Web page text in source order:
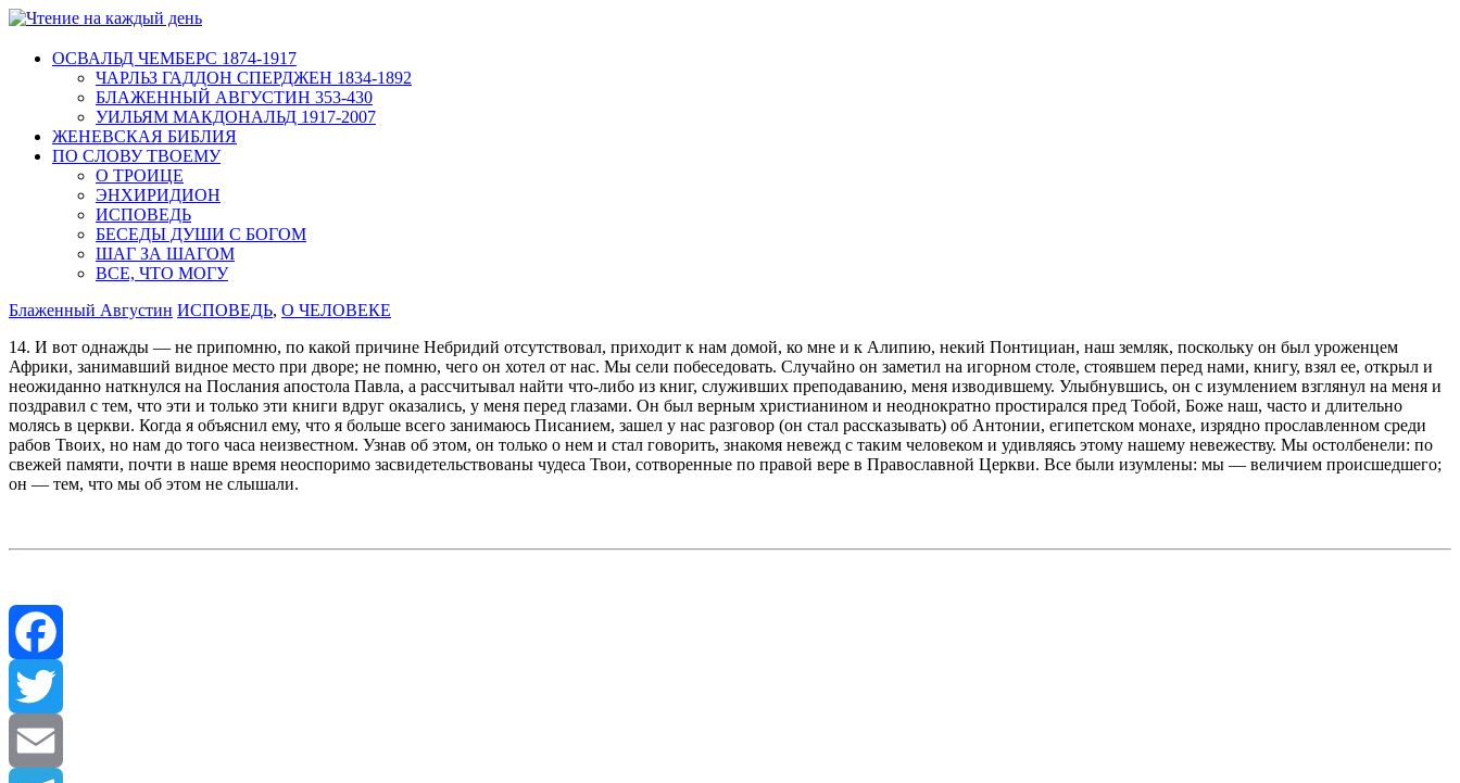
ОСВАЛЬД ЧЕМБЕРС 1874-1917
ЧАРЛЬЗ ГАДДОН СПЕРДЖЕН 1834-1892
БЛАЖЕННЫЙ АВГУСТИН 353-430
УИЛЬЯМ МАКДОНАЛЬД 1917-2007
ЖЕНЕВСКАЯ БИБЛИЯ
ПО СЛОВУ ТВОЕМУ
О ТРОИЦЕ
ЭНХИРИДИОН
ИСПОВЕДЬ
БЕСЕДЫ ДУШИ С БОГОМ
ШАГ ЗА ШАГОМ
ВСЕ, ЧТО МОГУ
Блаженный Августин ИСПОВЕДЬ, О ЧЕЛОВЕКЕ
14. И вот однажды — не припомню, по какой причине Небридий отсутствовал, приходит к нам домой, ко мне и к Алипию, некий Понтициан, наш земляк, поскольку он был уроженцем
Африки, занимавший видное место при дворе; не помню, чего он хотел от нас. Мы сели побеседовать. Случайно он заметил на игорном столе, стоявшем перед нами, книгу, взял ее, открыл и
неожиданно наткнулся на Послания апостола Павла, а рассчитывал найти что-либо из книг, служивших преподаванию, меня изводившему. Улыбнувшись, он с изумлением взглянул на меня и
поздравил с тем, что эти и только эти книги вдруг оказались, у меня перед глазами. Он был верным христианином и неоднократно простирался пред Тобой, Боже наш, часто и длительно
молясь в церкви. Когда я объяснил ему, что я больше всего занимаюсь Писанием, зашел у нас разговор (он стал рассказывать) об Антонии, египетском монахе, изрядно прославленном среди
рабов Твоих, но нам до того часа неизвестном. Узнав об этом, он только о нем и стал говорить, знакомя невежд с таким человеком и удивляясь этому нашему невежеству. Мы остолбенели: по
свежей памяти, почти в наше время неоспоримо засвидетельствованы чудеса Твои, сотворенные по правой вере в Православной Церкви. Все были изумлены: мы — величием происшедшего;
он — тем, что мы об этом не слышали.
Facebook
Twitter